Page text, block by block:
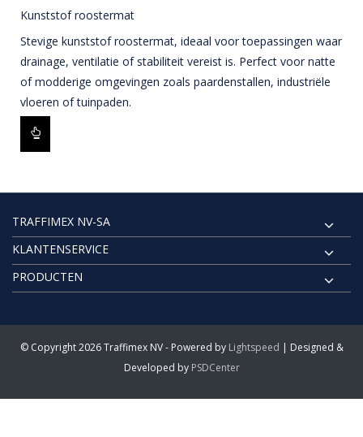
Kunststof roostermat
Stevige kunststof roostermat, ideaal voor toepassingen waar
drainage, ventilatie of stabiliteit vereist is. Perfect voor natte
of modderige omgevingen zoals paardenstallen, industriële
vloeren of tuinpaden.
TRAFFIMEX NV-SA
KLANTENSERVICE
PRODUCTEN
© Copyright 2026 Traffimex NV - Powered by Lightspeed | Designed &
Developed by PSDCenter